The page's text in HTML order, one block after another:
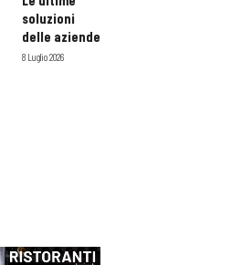
soluzioni
delle aziende
8 Luglio 2026